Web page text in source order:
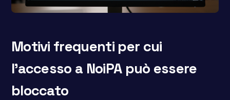
Motivi frequenti per cui
l’accesso a NoiPA può essere
bloccato